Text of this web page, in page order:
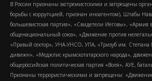
В России признаны экстремистскими и запрещены
борьбы с коррупцией, признан иноагентом), Штабы
большевистская партия», «Свидетели Иеговы», «Армия
общенациональный союз», «Движение против
«Правый сектор», УНА-УНСО, УПА, «Тризуб им.
дивижн», «Меджлис крымскотатарского народа»,
общероссийская политическая партия «Воля», АУЕ,
Признаны террористическими и запрещены: